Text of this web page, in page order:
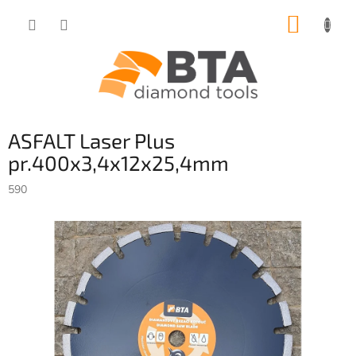
ASFALT Laser Plus
pr.400x3,4x12x25,4mm
590